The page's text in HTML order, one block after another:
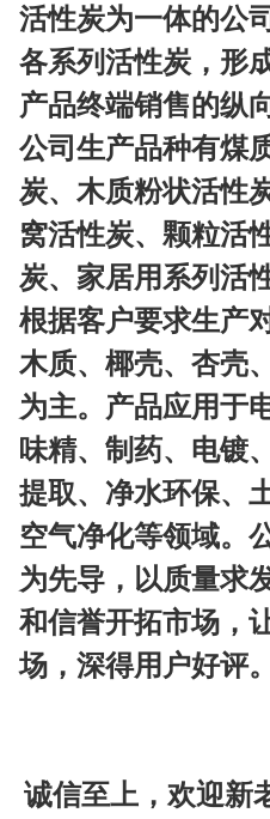
活性炭为一体的公
各系列活性炭，形
产品终端销售的纵
公司生产品种有煤
炭、木质粉状活性
窝活性炭、颗粒活
炭、家居用系列活
根据客户要求生产
木质、椰壳、杏壳
为主。产品应用于
味精、制药、电镀
提取、净水环保、
空气净化等领域。
为先导，以质量求
和信誉开拓市场，
场，深得用户好评。
诚信至上，欢迎新